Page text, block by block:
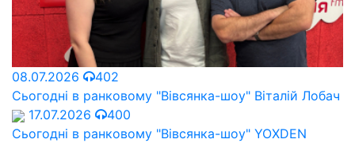
08.07.2026
402
Сьогодні в ранковому "Вівсянка-шоу" Віталій Лобач
17.07.2026
400
Сьогодні в ранковому "Вівсянка-шоу" YOXDEN